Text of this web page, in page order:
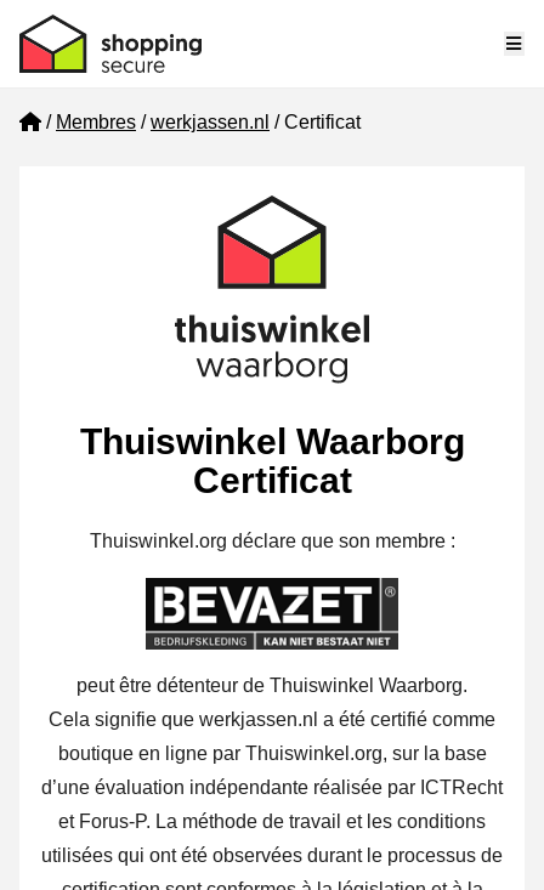
Home
Membres werkjassen.nl Certificat
Thuiswinkel Waarborg
Certificat
Thuiswinkel.org déclare que son membre :
peut être détenteur de Thuiswinkel Waarborg.
Cela signifie que werkjassen.nl a été certifié comme
boutique en ligne par Thuiswinkel.org, sur la base
d’une évaluation indépendante réalisée par ICTRecht
et Forus-P. La méthode de travail et les conditions
utilisées qui ont été observées durant le processus de